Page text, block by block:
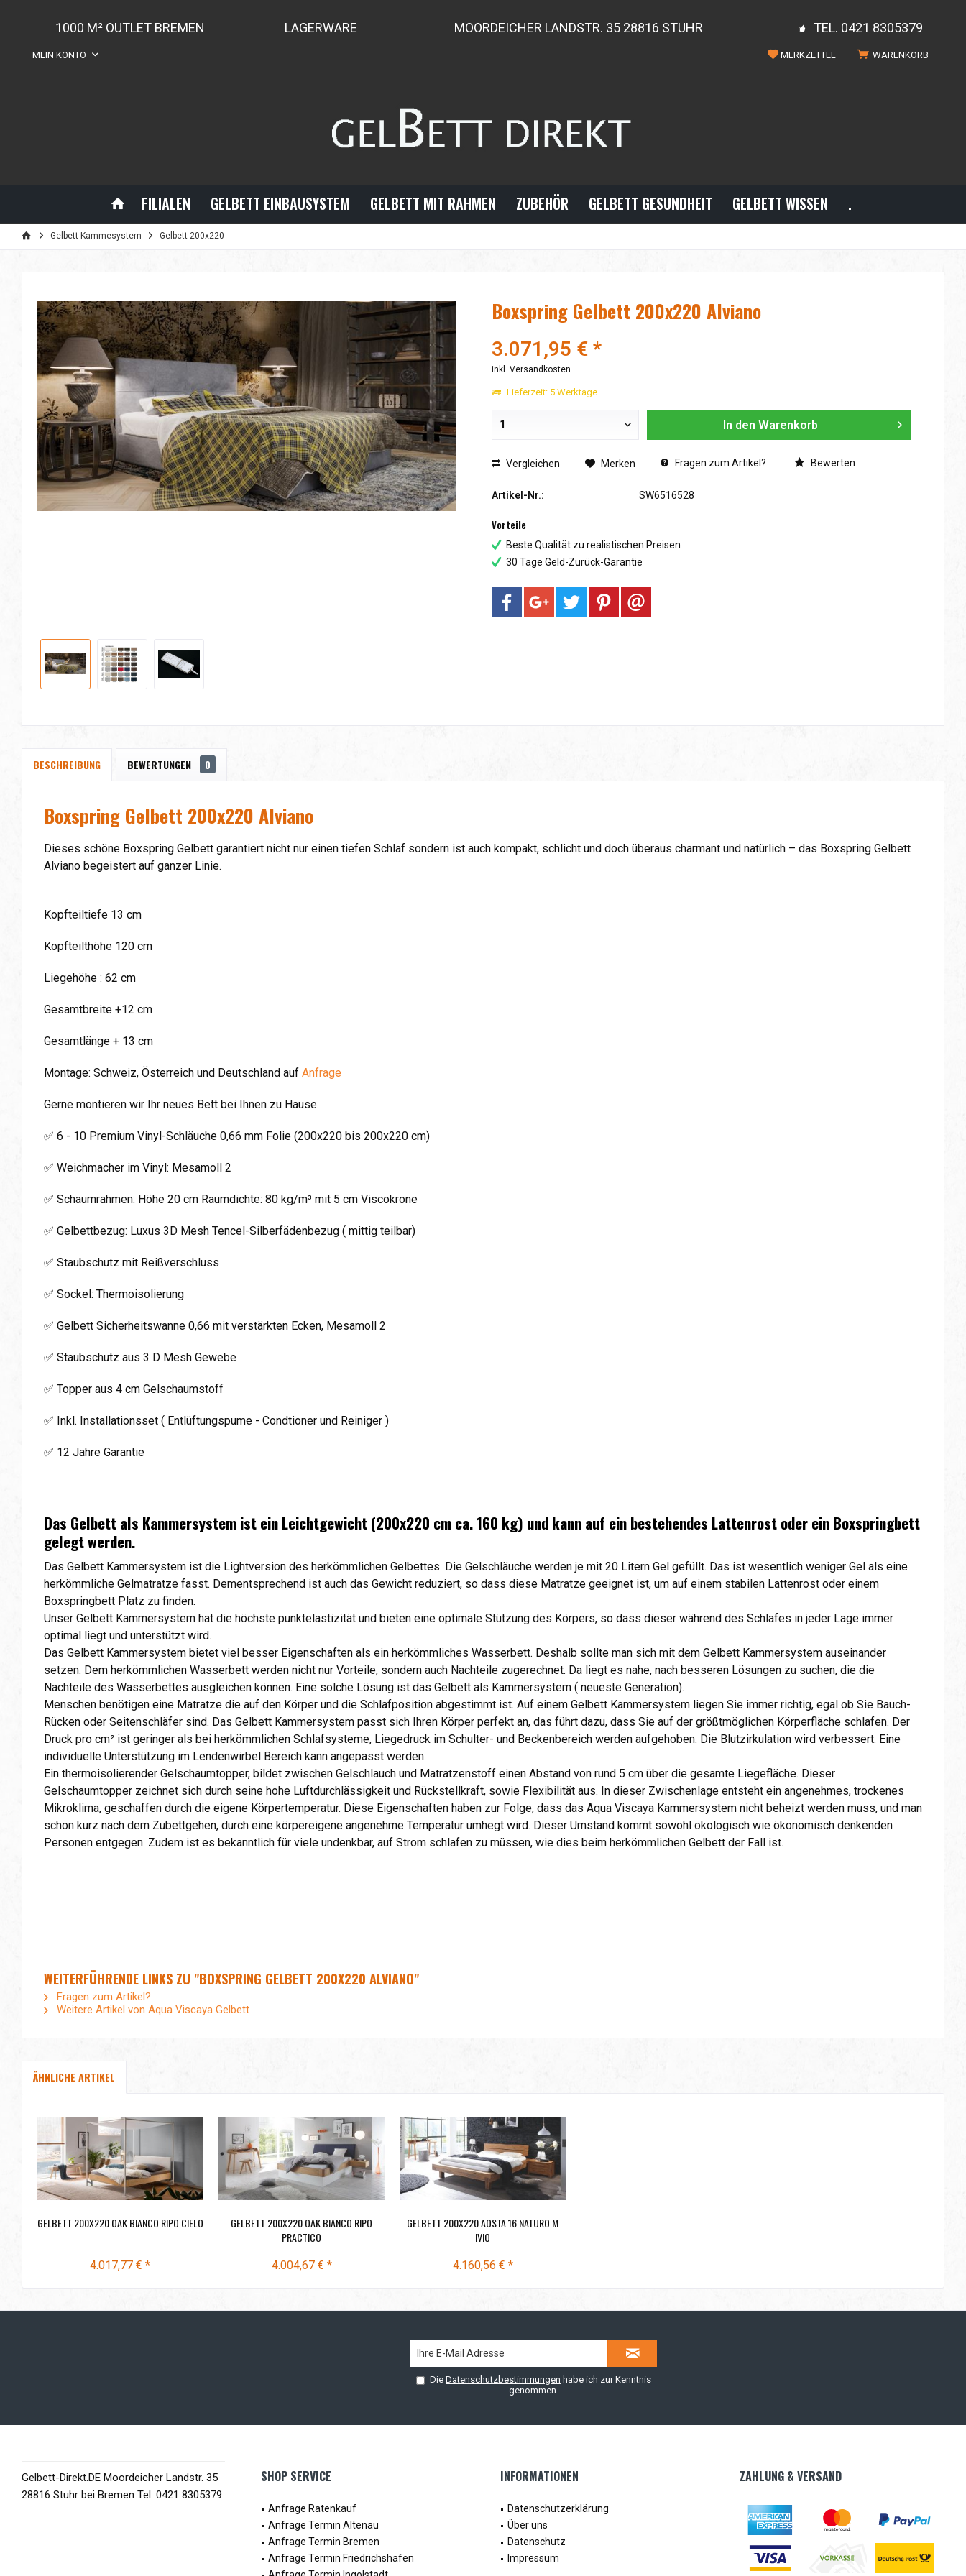
1000 M² OUTLET BREMEN LAGERWARE MOORDEICHER LANDSTR. 35 28816 STUHR TEL. 0421 8305379
WARENKORB
MERKZETTEL
MEIN KONTO
FILIALEN GELBETT EINBAUSYSTEM GELBETT MIT RAHMEN ZUBEHÖR GELBETT GESUNDHEIT GELBETT WISSEN .
Gelbett Kammesystem Gelbett 200x220
Boxspring Gelbett 200x220 Alviano
3.071,95 € *
inkl. Versandkosten
Lieferzeit: 5 Werktage
In den Warenkorb
Vergleichen Merken Fragen zum Artikel? Bewerten
Artikel-Nr.: SW6516528
Vorteile
Beste Qualität zu realistischen Preisen
30 Tage Geld-Zurück-Garantie
BESCHREIBUNG BEWERTUNGEN 0
Boxspring Gelbett 200x220 Alviano
Dieses schöne Boxspring Gelbett garantiert nicht nur einen tiefen Schlaf sondern ist auch kompakt, schlicht und doch überaus charmant und natürlich – das Boxspring Gelbett
Alviano begeistert auf ganzer Linie.
Kopfteiltiefe 13 cm
Kopfteilthöhe 120 cm
Liegehöhe : 62 cm
Gesamtbreite +12 cm
Gesamtlänge + 13 cm
Montage: Schweiz, Österreich und Deutschland auf Anfrage
Gerne montieren wir Ihr neues Bett bei Ihnen zu Hause.
✅ 6 - 10 Premium Vinyl-Schläuche 0,66 mm Folie (200x220 bis 200x220 cm)
✅ Weichmacher im Vinyl: Mesamoll 2
✅ Schaumrahmen: Höhe 20 cm Raumdichte: 80 kg/m³ mit 5 cm Viscokrone
✅ Gelbettbezug: Luxus 3D Mesh Tencel-Silberfädenbezug ( mittig teilbar)
✅ Staubschutz mit Reißverschluss
✅ Sockel: Thermoisolierung
✅ Gelbett Sicherheitswanne 0,66 mit verstärkten Ecken, Mesamoll 2
✅ Staubschutz aus 3 D Mesh Gewebe
✅ Topper aus 4 cm Gelschaumstoff
✅ Inkl. Installationsset ( Entlüftungspume - Condtioner und Reiniger )
✅ 12 Jahre Garantie
Das Gelbett als Kammersystem ist ein Leichtgewicht (200x220 cm ca. 160 kg) und kann auf ein bestehendes Lattenrost oder ein Boxspringbett
gelegt werden.
Das Gelbett Kammersystem ist die Lightversion des herkömmlichen Gelbettes. Die Gelschläuche werden je mit 20 Litern Gel gefüllt. Das ist wesentlich weniger Gel als eine
herkömmliche Gelmatratze fasst. Dementsprechend ist auch das Gewicht reduziert, so dass diese Matratze geeignet ist, um auf einem stabilen Lattenrost oder einem
Boxspringbett Platz zu finden.
Unser Gelbett Kammersystem hat die höchste punktelastizität und bieten eine optimale Stützung des Körpers, so dass dieser während des Schlafes in jeder Lage immer
optimal liegt und unterstützt wird.
Das Gelbett Kammersystem bietet viel besser Eigenschaften als ein herkömmliches Wasserbett. Deshalb sollte man sich mit dem Gelbett Kammersystem auseinander
setzen. Dem herkömmlichen Wasserbett werden nicht nur Vorteile, sondern auch Nachteile zugerechnet. Da liegt es nahe, nach besseren Lösungen zu suchen, die die
Nachteile des Wasserbettes ausgleichen können. Eine solche Lösung ist das Gelbett als Kammersystem ( neueste Generation).
Menschen benötigen eine Matratze die auf den Körper und die Schlafposition abgestimmt ist. Auf einem Gelbett Kammersystem liegen Sie immer richtig, egal ob Sie Bauch-
Rücken oder Seitenschläfer sind. Das Gelbett Kammersystem passt sich Ihren Körper perfekt an, das führt dazu, dass Sie auf der größtmöglichen Körperfläche schlafen. Der
Druck pro cm² ist geringer als bei herkömmlichen Schlafsysteme, Liegedruck im Schulter- und Beckenbereich werden aufgehoben. Die Blutzirkulation wird verbessert. Eine
individuelle Unterstützung im Lendenwirbel Bereich kann angepasst werden.
Ein thermoisolierender Gelschaumtopper, bildet zwischen Gelschlauch und Matratzenstoff einen Abstand von rund 5 cm über die gesamte Liegefläche. Dieser
Gelschaumtopper zeichnet sich durch seine hohe Luftdurchlässigkeit und Rückstellkraft, sowie Flexibilität aus. In dieser Zwischenlage entsteht ein angenehmes, trockenes
Mikroklima, geschaffen durch die eigene Körpertemperatur. Diese Eigenschaften haben zur Folge, dass das Aqua Viscaya Kammersystem nicht beheizt werden muss, und man
schon kurz nach dem Zubettgehen, durch eine körpereigene angenehme Temperatur umhegt wird. Dieser Umstand kommt sowohl ökologisch wie ökonomisch denkenden
Personen entgegen. Zudem ist es bekanntlich für viele undenkbar, auf Strom schlafen zu müssen, wie dies beim herkömmlichen Gelbett der Fall ist.
WEITERFÜHRENDE LINKS ZU "BOXSPRING GELBETT 200X220 ALVIANO"
Fragen zum Artikel?
Weitere Artikel von Aqua Viscaya Gelbett
ÄHNLICHE ARTIKEL
GELBETT 200X220 OAK BIANCO RIPO CIELO
4.017,77 € *
GELBETT 200X220 OAK BIANCO RIPO
PRACTICO
4.004,67 € *
GELBETT 200X220 AOSTA 16 NATURO M
IVIO
4.160,56 € *
Die Datenschutzbestimmungen habe ich zur Kenntnis
genommen.
Gelbett-Direkt.DE Moordeicher Landstr. 35
28816 Stuhr bei Bremen Tel. 0421 8305379
SHOP SERVICE
Anfrage Ratenkauf
Anfrage Termin Altenau
Anfrage Termin Bremen
Anfrage Termin Friedrichshafen
INFORMATIONEN
Datenschutzerklärung
Über uns
Datenschutz
Impressum
ZAHLUNG & VERSAND